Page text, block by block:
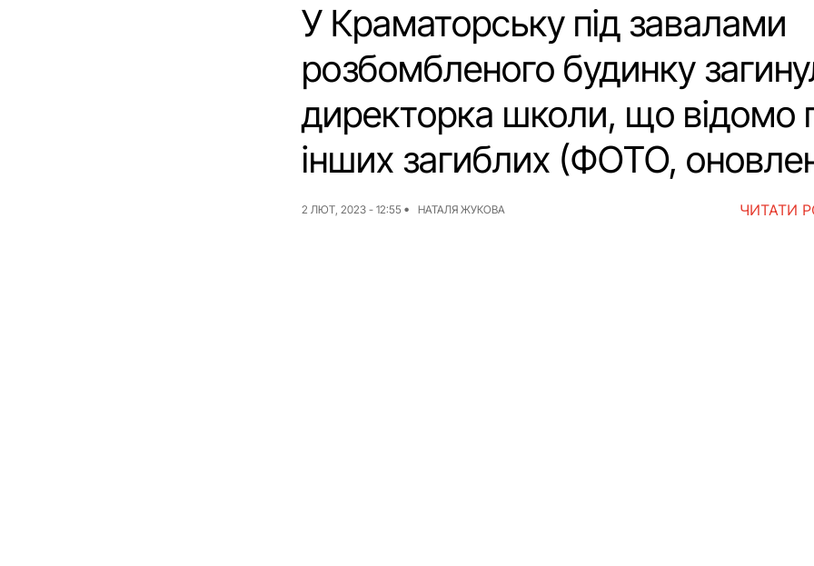
У Краматорську під завалами
розбомбленого будинку
директорка школи, що відомо
інших загиблих (ФОТО,
2 ЛЮТ, 2023 - 12:55 НАТАЛЯ ЖУКОВА ЧИТАТИ